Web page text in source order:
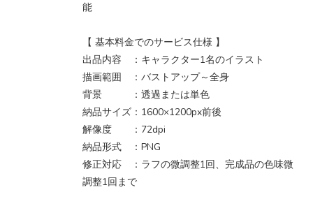
能
【 基本料金でのサービス仕様 】
出品内容 ：キャラクター1名のイラスト
描画範囲 ：バストアップ～全身
背景 ：透過または単色
納品サイズ：1600×1200px前後
解像度 ：72dpi
納品形式 ：PNG
修正対応 ：ラフの微調整1回、完成品の色味微
調整1回まで